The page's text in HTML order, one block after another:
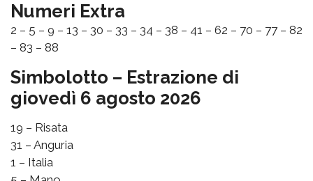
Numeri Extra
2 – 5 – 9 – 13 – 30 – 33 – 34 – 38 – 41 – 62 – 70 – 77 – 82
– 83 – 88
Simbolotto – Estrazione di
giovedì 6 agosto 2026
19 – Risata
31 – Anguria
1 – Italia